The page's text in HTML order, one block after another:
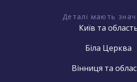
Деталі мають
Київ та
Біла Церква
Вінниця та